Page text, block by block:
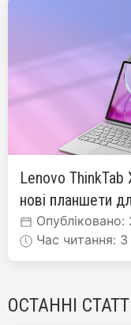
Lenovo
нові планшети
Час читання:
ОСТАННІ